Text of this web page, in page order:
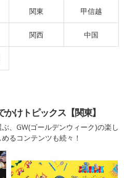
関東 甲信越
関西 中国
かけトピックス【関東】
、GW(ゴールデンウィーク)の楽し
るコンテンツも続々！